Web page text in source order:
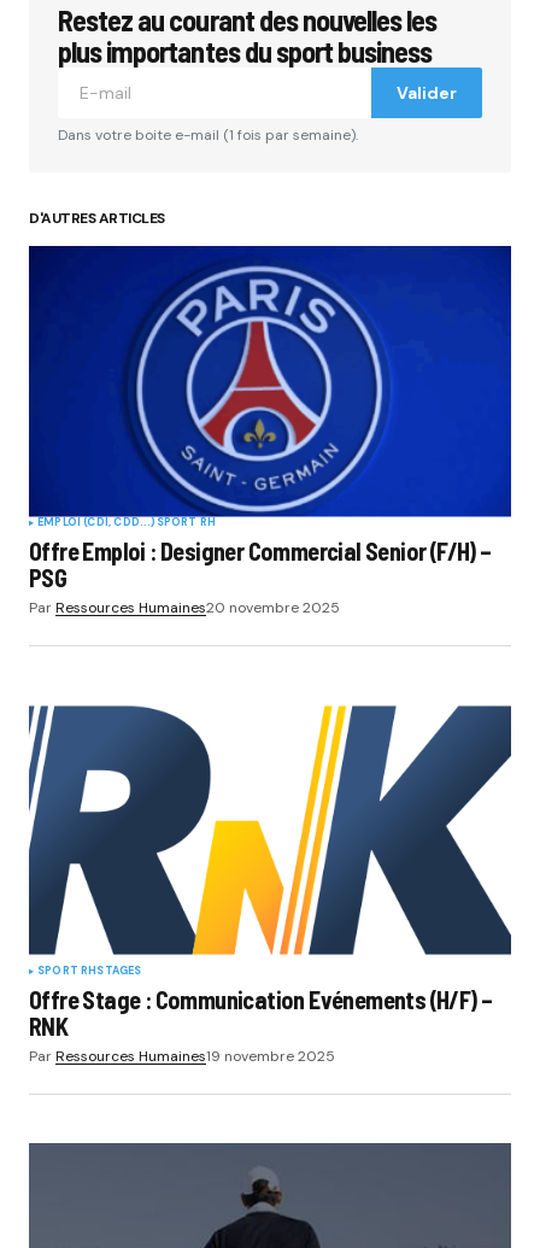
Restez au courant des nouvelles les
plus importantes du sport business
Valider
Dans votre boite e-mail (1 fois par semaine).
D'AUTRES ARTICLES
EMPLOI (CDI, CDD...)SPORT RH
Offre Emploi : Designer Commercial Senior (F/H) –
PSG
ParRessources Humaines20 novembre 2025
SPORT RHSTAGES
Offre Stage : Communication Evénements (H/F) –
RNK
ParRessources Humaines19 novembre 2025